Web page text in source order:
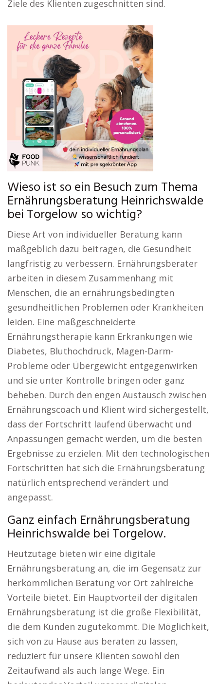
Ziele des Klienten zugeschnitten sind.
Wieso ist so ein Besuch zum Thema
Ernährungsberatung Heinrichswalde
bei Torgelow so wichtig?
Diese Art von individueller Beratung kann
maßgeblich dazu beitragen, die Gesundheit
langfristig zu verbessern. Ernährungsberater
arbeiten in diesem Zusammenhang mit
Menschen, die an ernährungsbedingten
gesundheitlichen Problemen oder Krankheiten
leiden. Eine maßgeschneiderte
Ernährungstherapie kann Erkrankungen wie
Diabetes, Bluthochdruck, Magen-Darm-
Probleme oder Übergewicht entgegenwirken
und sie unter Kontrolle bringen oder ganz
beheben. Durch den engen Austausch zwischen
Ernährungscoach und Klient wird sichergestellt,
dass der Fortschritt laufend überwacht und
Anpassungen gemacht werden, um die besten
Ergebnisse zu erzielen. Mit den technologischen
Fortschritten hat sich die Ernährungsberatung
natürlich entsprechend verändert und
angepasst.
Ganz einfach Ernährungsberatung
Heinrichswalde bei Torgelow.
Heutzutage bieten wir eine digitale
Ernährungsberatung an, die im Gegensatz zur
herkömmlichen Beratung vor Ort zahlreiche
Vorteile bietet. Ein Hauptvorteil der digitalen
Ernährungsberatung ist die große Flexibilität,
die dem Kunden zugutekommt. Die Möglichkeit,
sich von zu Hause aus beraten zu lassen,
reduziert für unsere Klienten sowohl den
Zeitaufwand als auch lange Wege. Ein